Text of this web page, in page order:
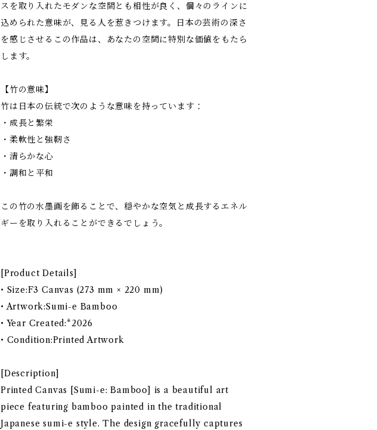
スを取り入れたモダンな空間とも相性が良く、個々のラインに
込められた意味が、見る人を惹きつけます。日本の芸術の深さ
を感じさせるこの作品は、あなたの空間に特別な価値をもたら
します。
【竹の意味】
竹は日本の伝統で次のような意味を持っています：
・成長と繁栄
・柔軟性と強靭さ
・清らかな心
・調和と平和
この竹の水墨画を飾ることで、穏やかな空気と成長するエネル
ギーを取り入れることができるでしょう。
[Product Details]
• Size:F3 Canvas (273 mm × 220 mm)
• Artwork:Sumi-e Bamboo
• Year Created:*2026
• Condition:Printed Artwork
[Description]
Printed Canvas [Sumi-e: Bamboo] is a beautiful art
piece featuring bamboo painted in the traditional
Japanese sumi-e style. The design gracefully captures